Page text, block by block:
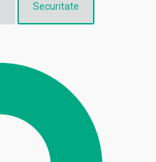
Securitate